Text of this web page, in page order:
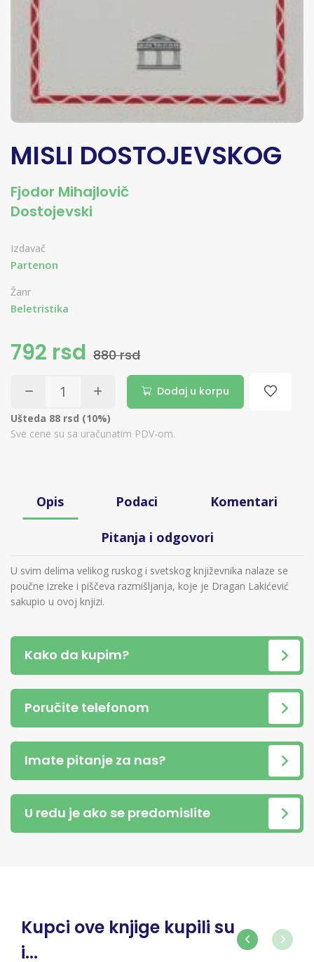
MISLI DOSTOJEVSKOG
Fjodor Mihajlovič
Dostojevski
Izdavač
Partenon
Žanr
Beletristika
792 rsd 880 rsd
Dodaj u korpu
Ušteda 88 rsd (10%)
Sve cene su sa uračunatim PDV-om.
Opis Podaci Komentari
Pitanja i odgovori
U svim delima velikog ruskog i svetskog književnika nalaze se
poučne izreke i piščeva razmišljanja, koje je Dragan Lakićević
sakupio u ovoj knjizi.
Kako da kupim?
Poručite telefonom
Imate pitanje za nas?
U redu je ako se predomislite
Kupci ove knjige kupili su
i...